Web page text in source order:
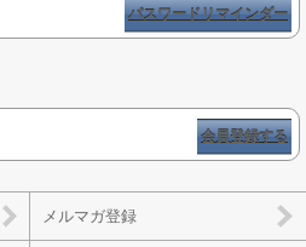
パスワードリマインダー
会員登録する
メルマガ登録